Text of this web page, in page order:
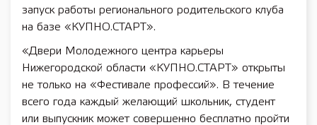
запуск работы регионального родительского клуба
на базе «КУПНО.СТАРТ».
«Двери Молодежного центра карьеры
Нижегородской области «КУПНО.СТАРТ» открыты
не только на «Фестивале профессий». В течение
всего года каждый желающий школьник, студент
или выпускник может совершенно бесплатно пройти